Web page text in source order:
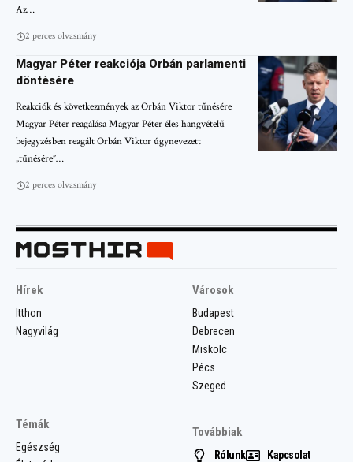
Az…
2 perces olvasmány
Magyar Péter reakciója Orbán parlamenti
döntésére
Reakciók és következmények az Orbán Viktor tűnésére
Magyar Péter reagálása Magyar Péter éles hangvételű
bejegyzésben reagált Orbán Viktor úgynevezett
„tűnésére”…
2 perces olvasmány
Hírek
Itthon
Nagyvilág
Városok
Budapest
Debrecen
Miskolc
Pécs
Szeged
Témák
Egészség
Továbbiak
Rólunk Kapcsolat